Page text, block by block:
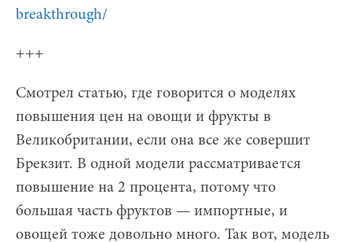
breakthrough/
+++
Смотрел статью, где говорится о моделях
повышения цен на овощи и фрукты в
Великобритании, если она все же совершит
Брекзит. В одной модели рассматривается
повышение на 2 процента, потому что
большая часть фруктов — импортные, и
овощей тоже довольно много. Так вот, модель